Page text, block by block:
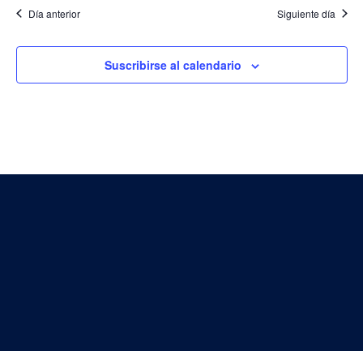
Día anterior Siguiente día
Suscribirse al calendario